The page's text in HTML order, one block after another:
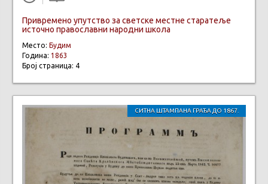
Привремено упутство за светске местне старатеље
источно православни народни школа
Место: Будим
Година: 1863
Број страница: 4
СИТНА ШТАМПАНА ГРАЂА ДО 1867.